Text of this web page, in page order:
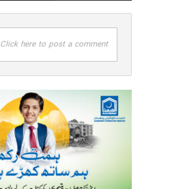
Click here to post a comment